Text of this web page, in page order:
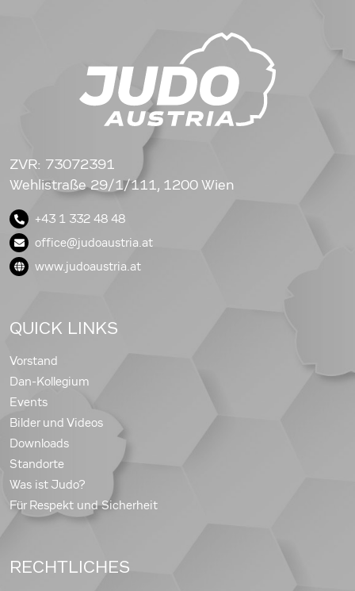
ZVR: 73072391
Wehlistraße 29/1/111, 1200 Wien
+43 1 332 48 48
office@judoaustria.at
www.judoaustria.at
QUICK LINKS
Vorstand
Dan-Kollegium
Events
Bilder und Videos
Downloads
Standorte
Was ist Judo?
Für Respekt und Sicherheit
RECHTLICHES